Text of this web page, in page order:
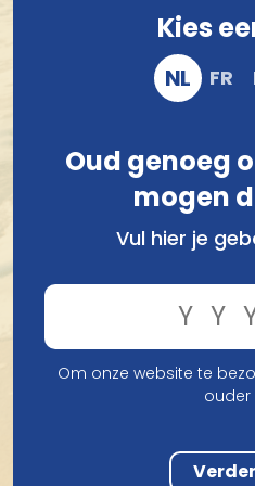
Smaak
De Floris Cactus is een wit
alcoholgehalte van 4,2%.
nodigt dit biertje uit tot
Kies
NL FR
Oud genoeg
mogen
Vul hier je
Om onze website te
ouder
Verder